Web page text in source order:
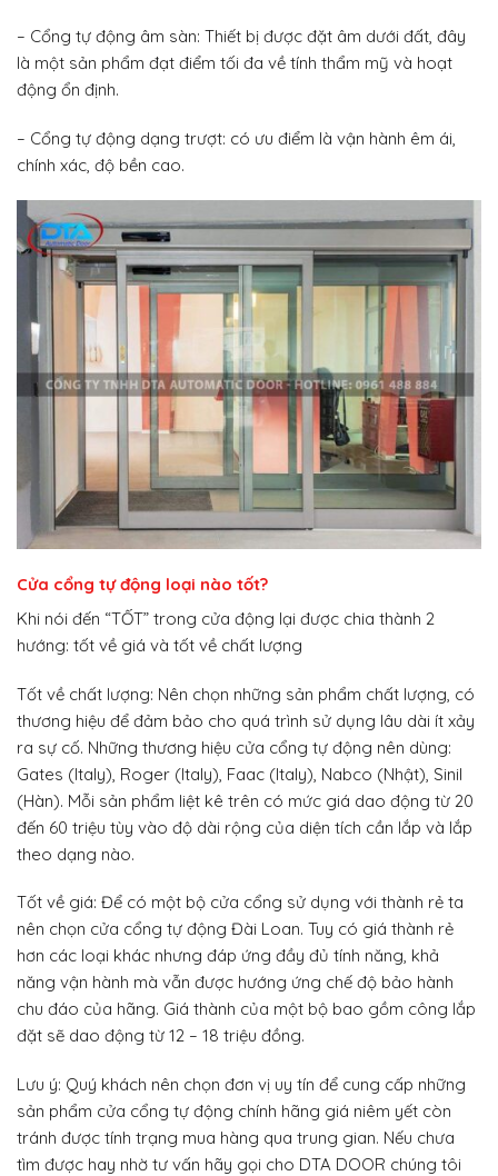
– Cổng tự động âm sàn: Thiết bị được đặt âm dưới đất, đây
là một sản phẩm đạt điểm tối đa về tính thẩm mỹ và hoạt
động ổn định.
– Cổng tự động dạng trượt: có ưu điểm là vận hành êm ái,
chính xác, độ bền cao.
Cửa cổng tự động loại nào tốt?
Khi nói đến “TỐT” trong cửa động lại được chia thành 2
hướng: tốt về giá và tốt về chất lượng
Tốt về chất lượng: Nên chọn những sản phẩm chất lượng, có
thương hiệu để đảm bảo cho quá trình sử dụng lâu dài ít xảy
ra sự cố. Những thương hiệu cửa cổng tự động nên dùng:
Gates (Italy), Roger (Italy), Faac (Italy), Nabco (Nhật), Sinil
(Hàn). Mỗi sản phẩm liệt kê trên có mức giá dao động từ 20
đến 60 triệu tùy vào độ dài rộng của diện tích cần lắp và lắp
theo dạng nào.
Tốt về giá: Để có một bộ cửa cổng sử dụng với thành rẻ ta
nên chọn cửa cổng tự động Đài Loan. Tuy có giá thành rẻ
hơn các loại khác nhưng đáp ứng đầy đủ tính năng, khả
năng vận hành mà vẫn được hướng ứng chế độ bảo hành
chu đáo của hãng. Giá thành của một bộ bao gồm công lắp
đặt sẽ dao động từ 12 – 18 triệu đồng.
Lưu ý: Quý khách nên chọn đơn vị uy tín để cung cấp những
sản phẩm cửa cổng tự động chính hãng giá niêm yết còn
tránh được tính trạng mua hàng qua trung gian. Nếu chưa
tìm được hay nhờ tư vấn hãy gọi cho DTA DOOR chúng tôi